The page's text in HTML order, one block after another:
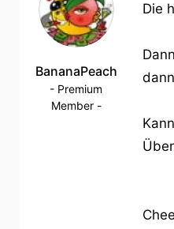
BananaPeach
- Premium
Member -
Die